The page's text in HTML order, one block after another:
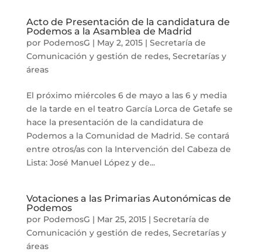
Acto de Presentación de la candidatura de
Podemos a la Asamblea de Madrid
por PodemosG | May 2, 2015| Secretaría de
Comunicación y gestión de redes, Secretarías y
áreas
El próximo miércoles 6 de mayo a las 6 y media
de la tarde en el teatro García Lorca de Getafe se
hace la presentación de la candidatura de
Podemos a la Comunidad de Madrid. Se contará
entre otros/as con la Intervención del Cabeza de
Lista: José Manuel López y de...
Votaciones a las Primarias Autonómicas de
Podemos
por PodemosG | Mar 25, 2015| Secretaría de
Comunicación y gestión de redes, Secretarías y
áreas